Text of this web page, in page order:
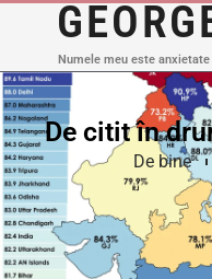
Numele meu este anxietate
De citit în
De bine